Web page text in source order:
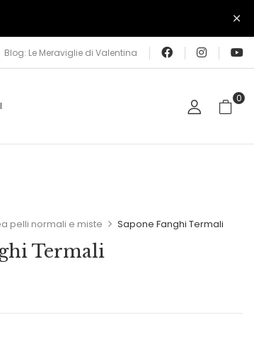
Blog: Le Meraviglie di Valentina facebookInstagram
0
pelli normali e miste Sapone Fanghi Termali
Termali